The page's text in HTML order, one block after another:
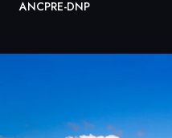
ANCPRE-DNP